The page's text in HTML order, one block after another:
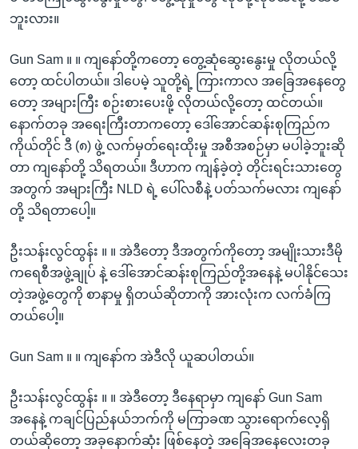
ဘူးလား။
Gun Sam ။ ။ ကျနော်တို့ကတော့ တွေ့ဆုံဆွေးနွေးမှု လိုတယ်လို့
တော့ ထင်ပါတယ်။ ဒါပေမဲ့ သူတို့ရဲ့ ကြားကာလ အခြေအနေတွေ
တော့ အများကြီး စဉ်းစားပေးဖို့ လိုတယ်လို့တော့ ထင်တယ်။
နောက်တခု အရေးကြီးတာကတော့ ဒေါ်အောင်ဆန်းစုကြည်က
ကိုယ်တိုင် ဒီ (၈) ဖွဲ့ လက်မှတ်ရေးထိုးမှု အစီအစဉ်မှာ မပါခဲ့ဘူးဆို
တာ ကျနော်တို့ သိရတယ်။ ဒီဟာက ကျန်ခဲ့တဲ့ တိုင်းရင်းသားတွေ
အတွက် အများကြီး NLD ရဲ့ ပေါ်လစီနဲ့ ပတ်သက်မလား ကျနော်
တို့ သိရတာပေါ့။
ဦးသန်းလွင်ထွန်း ။ ။ အဲဒီတော့ ဒီအတွက်ကိုတော့ အမျိုးသားဒီမို
ကရေစီအဖွဲ့ချုပ် နဲ့ ဒေါ်အောင်ဆန်းစုကြည်တို့အနေနဲ့ မပါနိုင်သေး
တဲ့အဖွဲ့တွေကို စာနာမှု ရှိတယ်ဆိုတာကို အားလုံးက လက်ခံကြ
တယ်ပေါ့။
Gun Sam ။ ။ ကျနော်က အဲဒီလို ယူဆပါတယ်။
ဦးသန်းလွင်ထွန်း ။ ။ အဲဒီတော့ ဒီနေရာမှာ ကျနော် Gun Sam
အနေနဲ့ ကချင်ပြည်နယ်ဘက်ကို မကြာခဏ သွားရောက်လေ့ရှိ
တယ်ဆိုတော့ အခုနောက်ဆုံး ဖြစ်နေတဲ့ အခြေအနေလေးတခု